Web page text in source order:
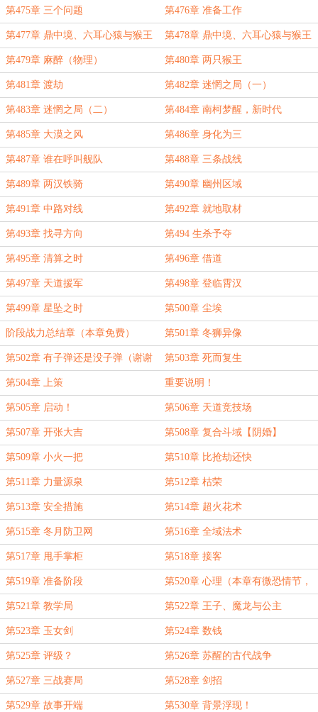
第475章 三个问题 第476章 准备工作
第477章 鼎中境、六耳心猿与猴王
（一）
第478章 鼎中境、六耳心猿与猴王
（二）
第479章 麻醉（物理） 第480章 两只猴王
第481章 渡劫 第482章 迷惘之局（一）
第483章 迷惘之局（二） 第484章 南柯梦醒，新时代
第485章 大漠之风 第486章 身化为三
第487章 谁在呼叫舰队 第488章 三条战线
第489章 两汉铁骑 第490章 幽州区域
第491章 中路对线 第492章 就地取材
第493章 找寻方向 第494 生杀予夺
第495章 清算之时 第496章 借道
第497章 天道援军 第498章 登临霄汉
第499章 星坠之时 第500章 尘埃
阶段战力总结章（本章免费） 第501章 冬狮异像
第502章 有子弹还是没子弹（谢谢
浮◇夸老板的盟主！！！）
第503章 死而复生
第504章 上策 重要说明！
第505章 启动！ 第506章 天道竞技场
第507章 开张大吉 第508章 复合斗域【阴婚】
第509章 小火一把 第510章 比抢劫还快
第511章 力量源泉 第512章 枯荣
第513章 安全措施 第514章 超火花术
第515章 冬月防卫网 第516章 全域法术
第517章 甩手掌柜 第518章 接客
第519章 准备阶段 第520章 心理（本章有微恐情节，
慎入）
第521章 教学局 第522章 王子、魔龙与公主
第523章 玉女剑 第524章 数钱
第525章 评级？ 第526章 苏醒的古代战争
第527章 三战赛局 第528章 剑招
第529章 故事开端 第530章 背景浮现！